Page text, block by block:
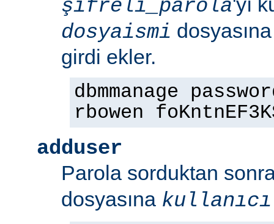
şifreli_parola
dosyaismi
girdi ekler.
dbmmanage
rbowen
adduser
Parola sorduktan
dosyasına kullanıcı